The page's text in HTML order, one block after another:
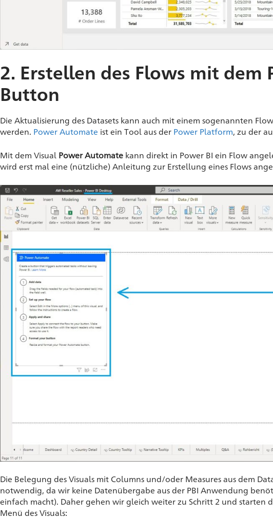
2. Erstellen des Flows mit dem
Button
Die Aktualisierung des Datasets kann auch mit einem sogenannten
werden. Power Automate ist ein Tool aus der Power Platform, zu der
Mit dem Visual Power Automate kann direkt in Power BI ein Flow
wird erst mal eine (nützliche) Anleitung zur Erstellung eines Flows
Die Belegung des Visuals mit Columns und/oder Measures aus dem
notwendig, da wir keine Datenübergabe aus der PBI Anwendung
einfach macht). Daher gehen wir gleich weiter zu Schritt 2 und starten
Menü des Visuals: